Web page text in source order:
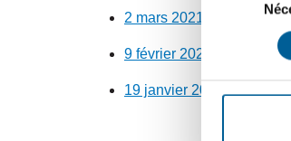
du
consentement
2 mars 2021 – Séance
9 février 2021 – Séance
19 janvier 2021 – Séance